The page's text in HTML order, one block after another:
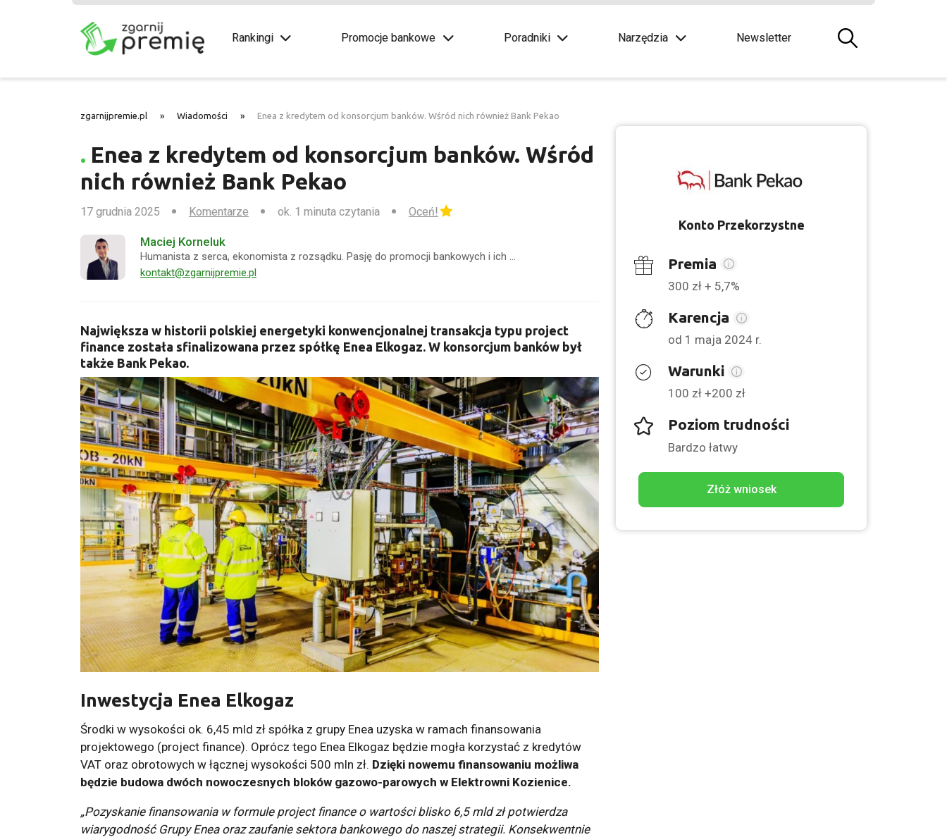
Rankingi Promocje bankowe Poradniki Narzędzia Newsletter
zgarnijpremie.pl » Wiadomości » Enea z kredytem od konsorcjum banków. Wśród nich również Bank Pekao
Enea z kredytem od konsorcjum banków. Wśród
nich również Bank Pekao
17 grudnia 2025 Komentarze ok. 1 minuta czytania Oceń!
Maciej Korneluk
Humanista z serca, ekonomista z rozsądku. Pasję do promocji bankowych i ich …
kontakt@zgarnijpremie.pl
Największa w historii polskiej energetyki konwencjonalnej transakcja typu project
finance została sfinalizowana przez spółkę Enea Elkogaz. W konsorcjum banków był
także Bank Pekao.
Inwestycja Enea Elkogaz
Środki w wysokości ok. 6,45 mld zł spółka z grupy Enea uzyska w ramach finansowania
projektowego (project finance). Oprócz tego Enea Elkogaz będzie mogła korzystać z kredytów
VAT oraz obrotowych w łącznej wysokości 500 mln zł. Dzięki nowemu finansowaniu możliwa
będzie budowa dwóch nowoczesnych bloków gazowo-parowych w Elektrowni Kozienice.
„Pozyskanie finansowania w formule project finance o wartości blisko 6,5 mld zł potwierdza
wiarygodność Grupy Enea oraz zaufanie sektora bankowego do naszej strategii. Konsekwentnie
Konto Przekorzystne
Premia
300 zł + 5,7%
Karencja
od 1 maja 2024 r.
Warunki
100 zł +200 zł
Poziom trudności
Bardzo łatwy
Złóż wniosek